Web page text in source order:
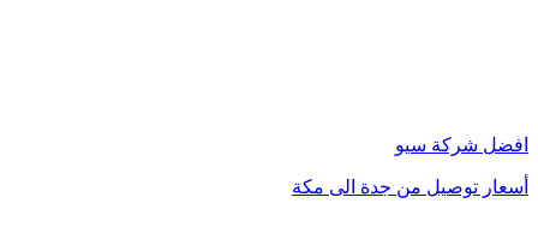
افضل شركة سيو
أسعار توصيل من جدة الى مكة